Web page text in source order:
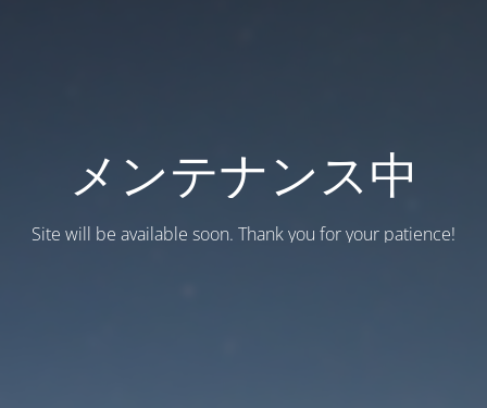
メンテナンス中
Site will be available soon. Thank you for your patience!